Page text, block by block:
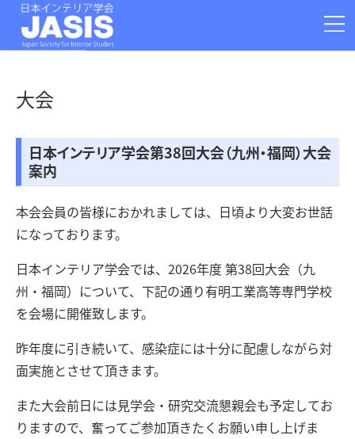
〒920-0941 石川県金沢市旭町1-25-25
日本インテリア学会事務局
学会情報
アーカイブ 関連情報
大会
日本インテリア学会第38回大会（九州・福岡）大会
案内
本会会員の皆様におかれましては、日頃より大変お世話
になっております。
日本インテリア学会では、2026年度 第38回大会（九
州・福岡）について、下記の通り有明工業高等専門学校
を会場に開催致します。
昨年度に引き続いて、感染症には十分に配慮しながら対
面実施とさせて頂きます。
また大会前日には見学会・研究交流懇親会も予定してお
りますので、奮ってご参加頂きたくお願い申し上げま